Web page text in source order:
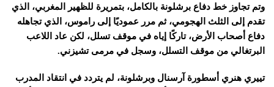
وتم تجاوز خط دفاع برشلونة بالكامل، بتمريرة للظهير المغربي، الذي
تقدم إلى الثلث الهجومي، ثم مرر عموديًا إلى راموس، الذي تجاهله
دفاع أصحاب الأرض، تاركًا إياه في موقف تسلل، لكن عاد اللاعب
البرتغالي من موقف التسلل، وسجل في مرمى تشيزني.
تييري هنري أسطورة آرسنال وبرشلونة، لم يتردد في انتقاد المدرب